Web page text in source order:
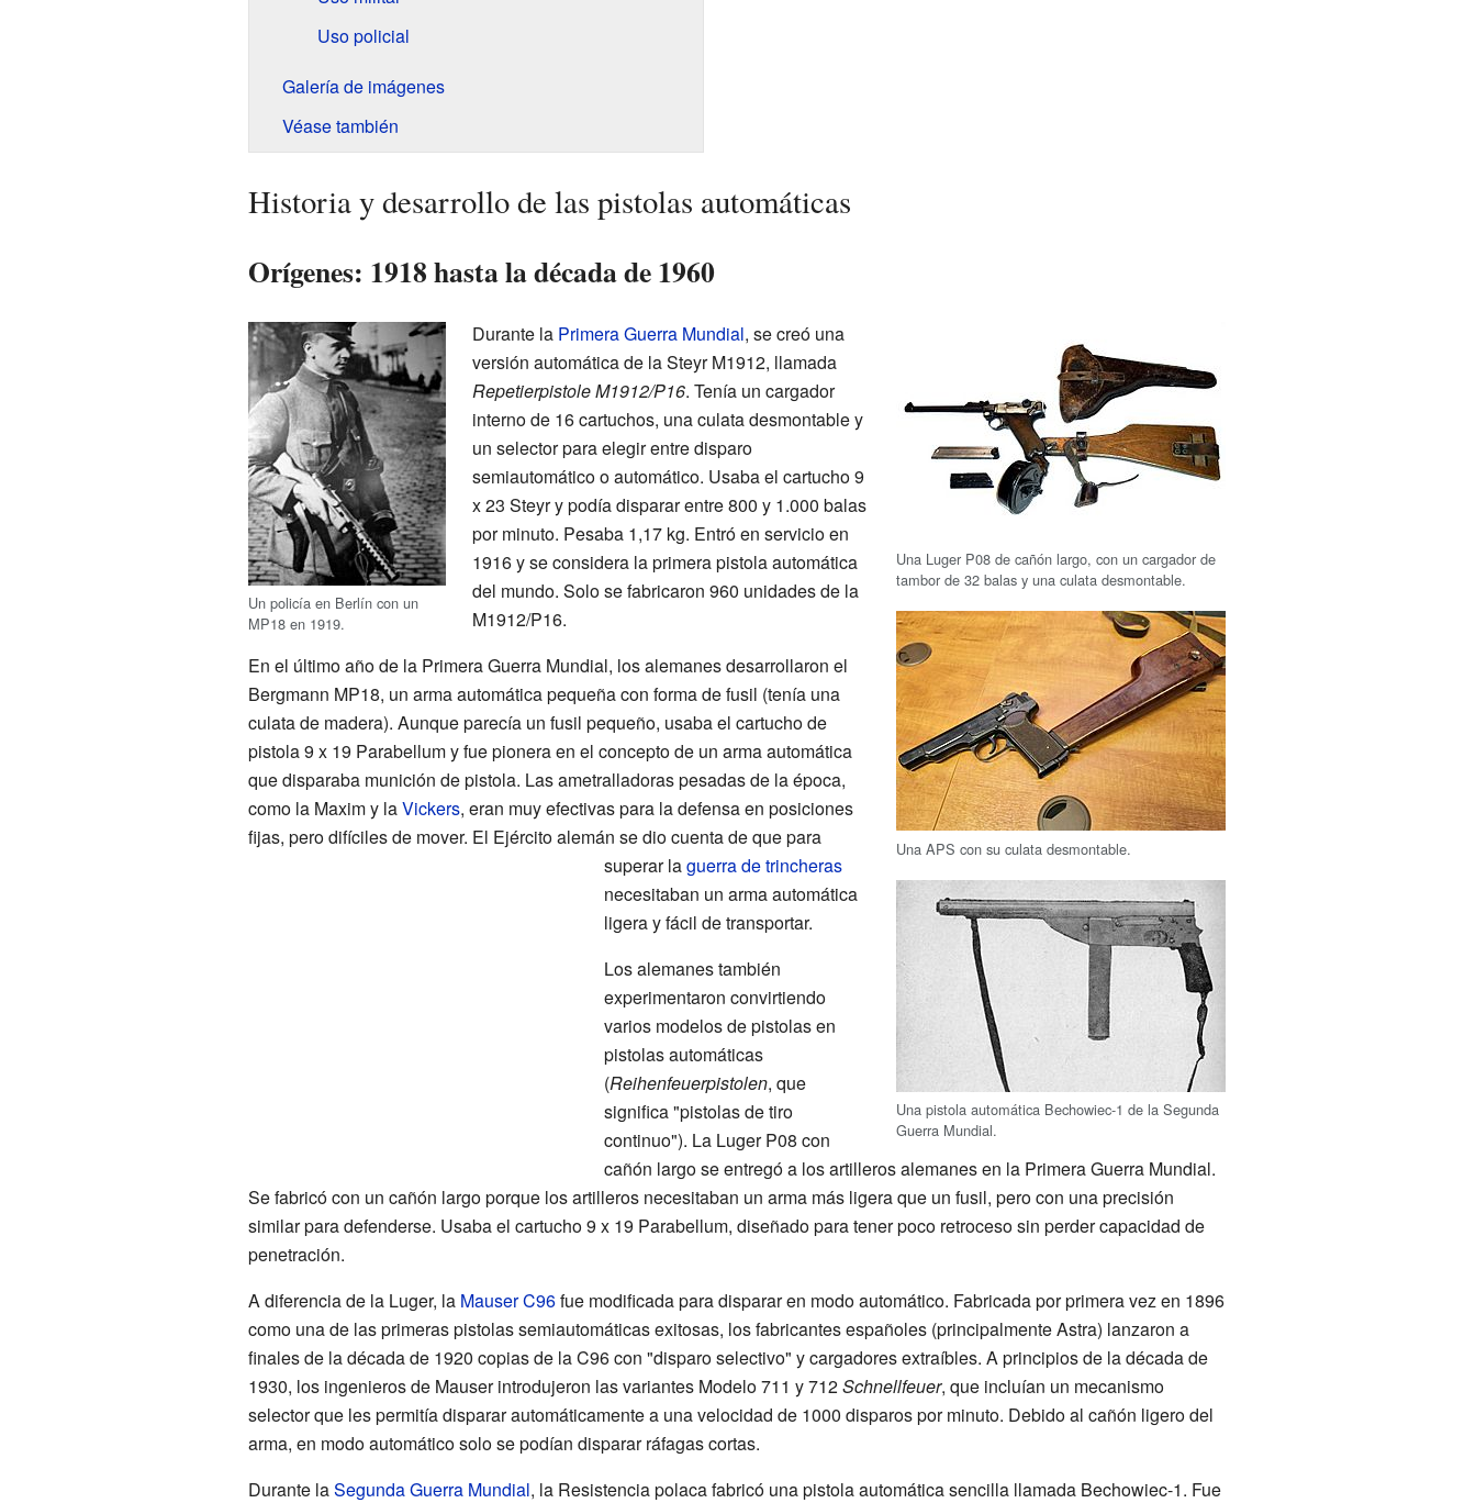
Uso policial
Galería de imágenes
Véase también
Historia y desarrollo de las pistolas automáticas
Orígenes: 1918 hasta la década de 1960
Un policía en Berlín con un
MP18 en 1919.
Una Luger P08 de cañón largo, con un cargador de
tambor de 32 balas y una culata desmontable.
Una APS con su culata desmontable.
Una pistola automática Bechowiec-1 de la Segunda
Guerra Mundial.
Durante la Primera Guerra Mundial, se creó una
versión automática de la Steyr M1912, llamada
Repetierpistole M1912/P16. Tenía un cargador
interno de 16 cartuchos, una culata desmontable y
un selector para elegir entre disparo
semiautomático o automático. Usaba el cartucho 9
x 23 Steyr y podía disparar entre 800 y 1.000 balas
por minuto. Pesaba 1,17 kg. Entró en servicio en
1916 y se considera la primera pistola automática
del mundo. Solo se fabricaron 960 unidades de la
M1912/P16.
En el último año de la Primera Guerra Mundial, los alemanes desarrollaron el
Bergmann MP18, un arma automática pequeña con forma de fusil (tenía una
culata de madera). Aunque parecía un fusil pequeño, usaba el cartucho de
pistola 9 x 19 Parabellum y fue pionera en el concepto de un arma automática
que disparaba munición de pistola. Las ametralladoras pesadas de la época,
como la Maxim y laVickers, eran muy efectivas para la defensa en posiciones
fijas, pero difíciles de mover. El Ejército alemán se dio cuenta de que para
superar laguerra de trincheras
necesitaban un arma automática
ligera y fácil de transportar.
Los alemanes también
experimentaron convirtiendo
varios modelos de pistolas en
pistolas automáticas
(Reihenfeuerpistolen, que
significa "pistolas de tiro
continuo"). La Luger P08 con
cañón largo se entregó a los artilleros alemanes en la Primera Guerra Mundial.
Se fabricó con un cañón largo porque los artilleros necesitaban un arma más ligera que un fusil, pero con una precisión
similar para defenderse. Usaba el cartucho 9 x 19 Parabellum, diseñado para tener poco retroceso sin perder capacidad de
penetración.
A diferencia de la Luger, la Mauser C96fue modificada para disparar en modo automático. Fabricada por primera vez en 1896
como una de las primeras pistolas semiautomáticas exitosas, los fabricantes españoles (principalmente Astra) lanzaron a
finales de la década de 1920 copias de la C96 con "disparo selectivo" y cargadores extraíbles. A principios de la década de
1930, los ingenieros de Mauser introdujeron las variantes Modelo 711 y 712Schnellfeuer, que incluían un mecanismo
selector que les permitía disparar automáticamente a una velocidad de 1000 disparos por minuto. Debido al cañón ligero del
arma, en modo automático solo se podían disparar ráfagas cortas.
Durante laSegunda Guerra Mundial, la Resistencia polaca fabricó una pistola automática sencilla llamada Bechowiec-1. Fue